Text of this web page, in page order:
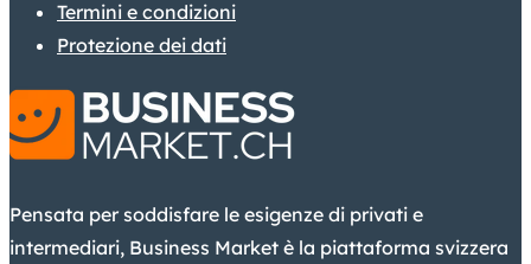
Termini e condizioni
Protezione dei dati
Pensata per soddisfare le esigenze di privati e
intermediari, Business Market è la piattaforma svizzera